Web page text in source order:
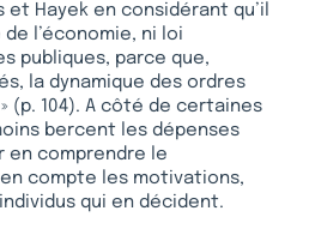
Hayek en considérant qu’il
de l’économie, ni loi
publiques, parce que,
la dynamique des ordres
(p. 104). A côté de certaines
bercent les dépenses
en comprendre le
compte les motivations,
qui en décident.